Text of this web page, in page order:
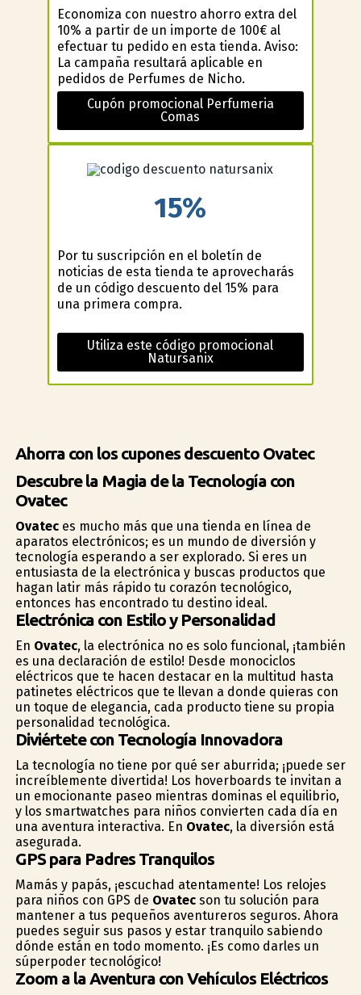
Economiza con nuestro ahorro extra del
10% a partir de un importe de 100€ al
efectuar tu pedido en esta tienda. Aviso:
La campaña resultará aplicable en
pedidos de Perfumes de Nicho.
Cupón promocional Perfumeria
Comas
15%
Por tu suscripción en el boletín de
noticias de esta tienda te aprovecharás
de un código descuento del 15% para
una primera compra.
Utiliza este código promocional
Natursanix
Ahorra con los cupones descuento Ovatec
Descubre la Magia de la Tecnología con
Ovatec
Ovateces mucho más que una tienda en línea de
aparatos electrónicos; es un mundo de diversión y
tecnología esperando a ser explorado. Si eres un
entusiasta de la electrónica y buscas productos que
hagan latir más rápido tu corazón tecnológico,
entonces has encontrado tu destino ideal.
Electrónica con Estilo y Personalidad
En Ovatec, la electrónica no es solo funcional, ¡también
es una declaración de estilo! Desde monociclos
eléctricos que te hacen destacar en la multitud hasta
patinetes eléctricos que te llevan a donde quieras con
un toque de elegancia, cada producto tiene su propia
personalidad tecnológica.
Diviértete con Tecnología Innovadora
La tecnología no tiene por qué ser aburrida; ¡puede ser
increíblemente divertida! Los hoverboards te invitan a
un emocionante paseo mientras dominas el equilibrio,
y los smartwatches para niños convierten cada día en
una aventura interactiva. En Ovatec, la diversión está
asegurada.
GPS para Padres Tranquilos
Mamás y papás, ¡escuchad atentamente! Los relojes
para niños con GPS de Ovatecson tu solución para
mantener a tus pequeños aventureros seguros. Ahora
puedes seguir sus pasos y estar tranquilo sabiendo
dónde están en todo momento. ¡Es como darles un
súperpoder tecnológico!
Zoom a la Aventura con Vehículos Eléctricos